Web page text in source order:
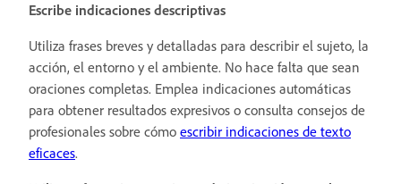
Escribe indicaciones descriptivas
Utiliza frases breves y detalladas para describir el sujeto, la
acción, el entorno y el ambiente. No hace falta que sean
oraciones completas. Emplea indicaciones automáticas
para obtener resultados expresivos o consulta consejos de
profesionales sobre cómo escribir indicaciones de texto
eficaces.